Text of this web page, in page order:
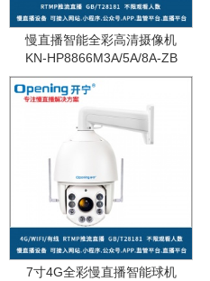
慢直播智能全彩高清摄像机
KN-HP8866M3A/5A/8A-ZB
7寸4G全彩慢直播智能球机